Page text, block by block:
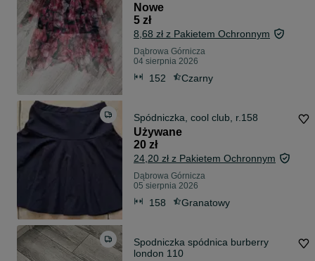
Nowe
5 zł
8,68 zł z Pakietem Ochronnym
Dąbrowa Górnicza
04 sierpnia 2026
152 Czarny
Spódniczka, cool club, r.158
Używane
20 zł
24,20 zł z Pakietem Ochronnym
Dąbrowa Górnicza
05 sierpnia 2026
158 Granatowy
Spodniczka spódnica burberry
london 110